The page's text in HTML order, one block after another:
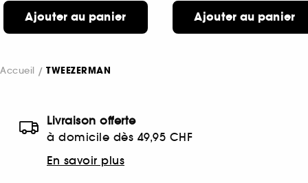
Ajouter au panier Ajouter au panier
Accueil TWEEZERMAN
Livraison offerte
à domicile dès 49,95 CHF
En savoir plus